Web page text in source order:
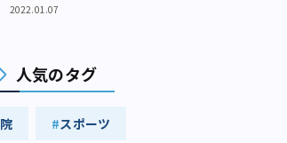
2022.01.07
人気のタグ
スポーツ